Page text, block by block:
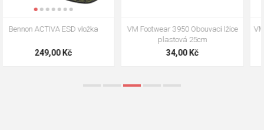
VM Footwear 3009 Vkládací stélka
124,00 Kč
VM Footwear 3102 Tkaničky
ploché
18,70 Kč